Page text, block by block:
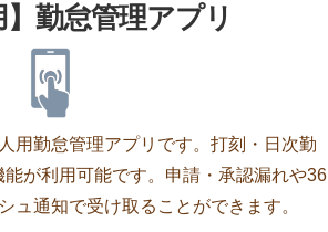
】勤怠管理アプリ
用勤怠管理アプリです。打刻・日次勤
が利用可能です。申請・承認漏れや36
ュ通知で受け取ることができます。